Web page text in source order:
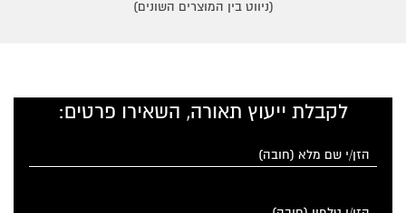
(ניווט בין המוצרים השונים)
לקבלת ייעוץ תאורה, השאירו פרטים: